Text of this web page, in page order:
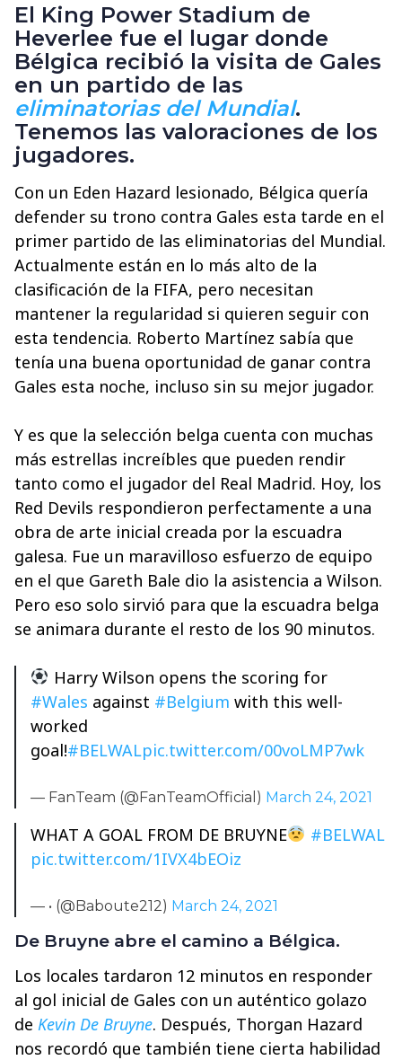
El King Power Stadium de
Heverlee fue el lugar donde
Bélgica recibió la visita de Gales
en un partido de las
eliminatorias del Mundial.
Tenemos las valoraciones de los
jugadores.
Con un Eden Hazard lesionado, Bélgica quería
defender su trono contra Gales esta tarde en el
primer partido de las eliminatorias del Mundial.
Actualmente están en lo más alto de la
clasificación de la FIFA, pero necesitan
mantener la regularidad si quieren seguir con
esta tendencia. Roberto Martínez sabía que
tenía una buena oportunidad de ganar contra
Gales esta noche, incluso sin su mejor jugador.
Y es que la selección belga cuenta con muchas
más estrellas increíbles que pueden rendir
tanto como el jugador del Real Madrid. Hoy, los
Red Devils respondieron perfectamente a una
obra de arte inicial creada por la escuadra
galesa. Fue un maravilloso esfuerzo de equipo
en el que Gareth Bale dio la asistencia a Wilson.
Pero eso solo sirvió para que la escuadra belga
se animara durante el resto de los 90 minutos.
Harry Wilson opens the scoring for
#Wales against #Belgium with this well-
worked
goal!#BELWALpic.twitter.com/00voLMP7wk
— FanTeam (@FanTeamOfficial) March 24, 2021
WHAT A GOAL FROM DE BRUYNE
#BELWAL
pic.twitter.com/1IVX4bEOiz
— • (@Baboute212) March 24, 2021
De Bruyne abre el camino a Bélgica.
Los locales tardaron 12 minutos en responder
al gol inicial de Gales con un auténtico golazo
de Kevin De Bruyne. Después, Thorgan Hazard
nos recordó que también tiene cierta habilidad